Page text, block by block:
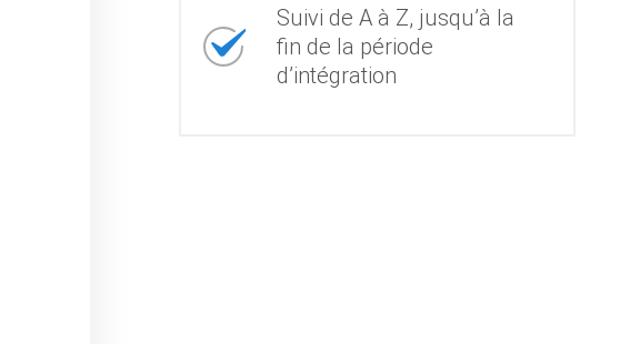
Suivi de A à Z, jusqu’à la
fin de la période
d’intégration